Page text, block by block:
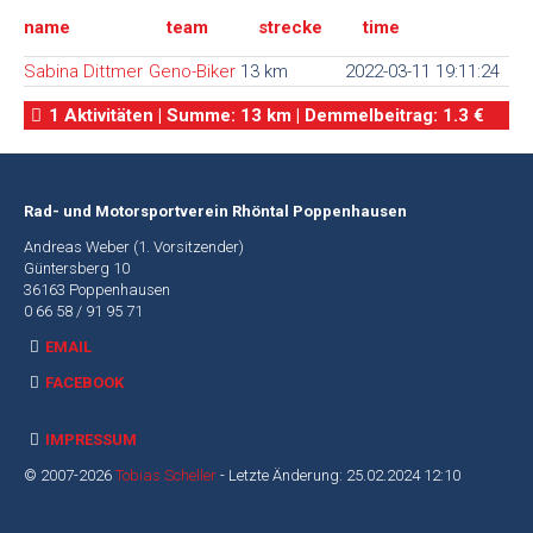
Alte
Webseite
name team strecke time
Sabina Dittmer Geno-Biker 13 km 2022-03-11 19:11:24
1 Aktivitäten | Summe: 13 km | Demmelbeitrag: 1.3 €
Rad- und Motorsportverein Rhöntal Poppenhausen
Andreas Weber (1. Vorsitzender)
Güntersberg 10
36163 Poppenhausen
0 66 58 / 91 95 71
EMAIL
FACEBOOK
IMPRESSUM
© 2007-2026 Tobias Scheller - Letzte Änderung: 25.02.2024 12:10